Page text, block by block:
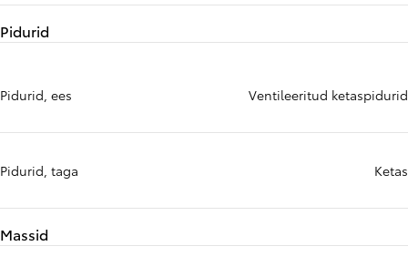
Pidurid
Pidurid, ees Ventileeritud ketaspidurid
Pidurid, taga Ketas
Massid